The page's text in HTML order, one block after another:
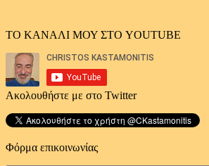
ΤΟ ΚΑΝΑΛΙ ΜΟΥ ΣΤΟ YOUTUBE
Ακολουθήστε με στο Twitter
Φόρμα επικοινωνίας